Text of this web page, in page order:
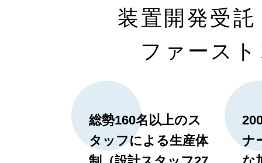
装置開発受
ファース
総勢160名以上のス
タッフによる生産体
ナ